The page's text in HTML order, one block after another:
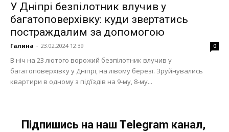
У Дніпрі безпілотник влучив у
багатоповерхівку: куди звертатись
постраждалим за допомогою
Галина - 23.02.2024 12:39 0
В ніч на 23 лютого ворожий безпілотник влучив у
багатоповерхівку у Дніпрі, на лівому березі. Зруйнувались
квартири в одному з під’їздів на 9-му, 8-му...
Підпишись на наш Telegram канал,